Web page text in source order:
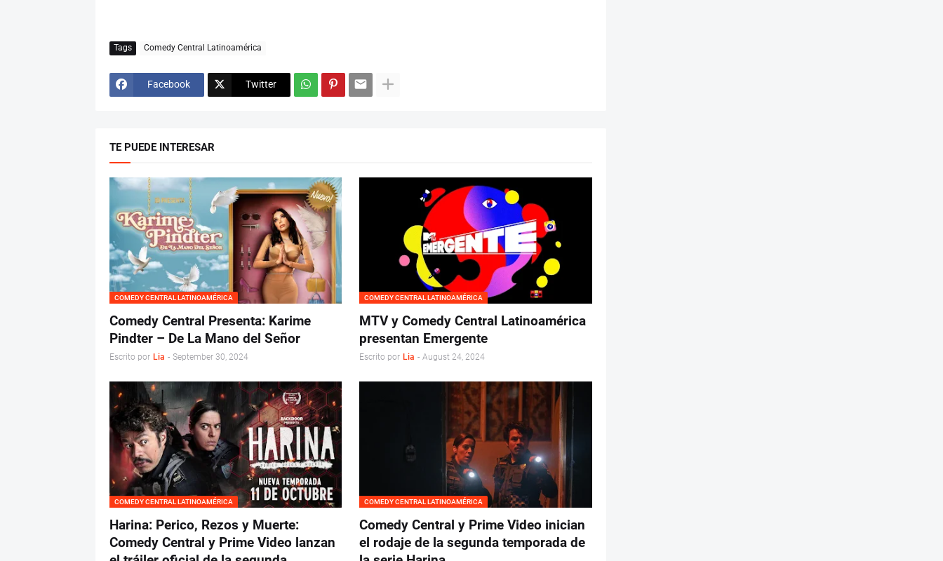
Tags Comedy Central Latinoamérica
Facebook Twitter
TE PUEDE INTERESAR
COMEDY CENTRAL LATINOAMÉRICA
Comedy Central Presenta: Karime
Pindter – De La Mano del Señor
Escrito por Lia - September 30, 2024
COMEDY CENTRAL LATINOAMÉRICA
MTV y Comedy Central Latinoamérica
presentan Emergente
Escrito por Lia - August 24, 2024
COMEDY CENTRAL LATINOAMÉRICA
Harina: Perico, Rezos y Muerte:
Comedy Central y Prime Video lanzan
COMEDY CENTRAL LATINOAMÉRICA
Comedy Central y Prime Video inician
el rodaje de la segunda temporada de